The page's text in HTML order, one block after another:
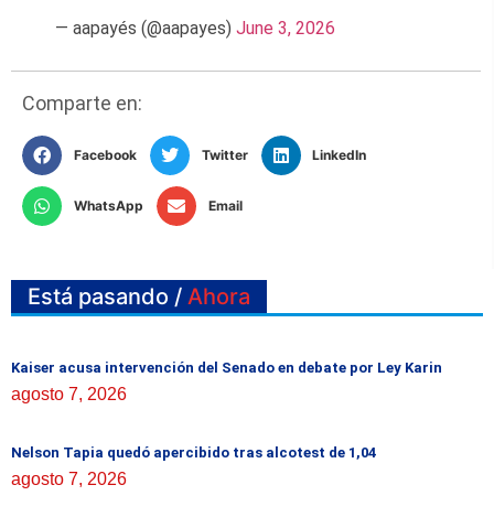
— aapayés (@aapayes) June 3, 2026
Comparte en:
Facebook Twitter LinkedIn
WhatsApp Email
Está pasando / Ahora
Kaiser acusa intervención del Senado en debate por Ley Karin
agosto 7, 2026
Nelson Tapia quedó apercibido tras alcotest de 1,04
agosto 7, 2026